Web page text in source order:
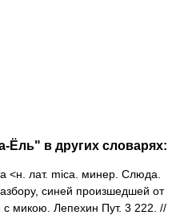
Ёль" в других словарях:
лат. mica. минер. Слюда.
синей произшедшей от
микою. Лепехин Пут. 3 222. //